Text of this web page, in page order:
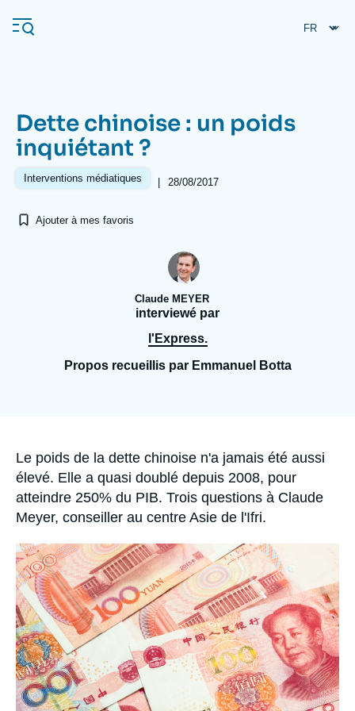
au
contenu
Navigation
principale
L'Ifri
Analyses
Se connecter
Recherches fréquentes
Proche-Orient
Dette chinoise : un poids
inquiétant ?
Interventions médiatiques | 28/08/2017
Ajouter à mes favoris
Claude MEYER
interviewé par
l'Express.
Propos recueillis par Emmanuel Botta
Accroche
Le poids de la dette chinoise n'a jamais été aussi
élevé. Elle a quasi doublé depuis 2008, pour
atteindre 250% du PIB. Trois questions à Claude
Meyer, conseiller au centre Asie de l'Ifri.
Image
principale
médiatique